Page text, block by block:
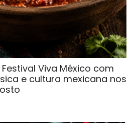
Viva México com
e cultura mexicana nos